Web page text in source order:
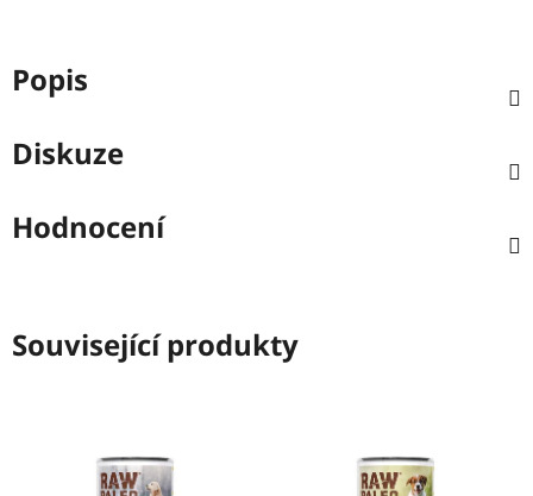
Popis
Diskuze
Hodnocení
Související produkty